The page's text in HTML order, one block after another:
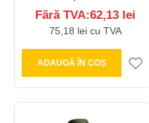
Fără TVA:62,13 lei
75,18 lei cu TVA
ADAUGĂ ÎN COŞ